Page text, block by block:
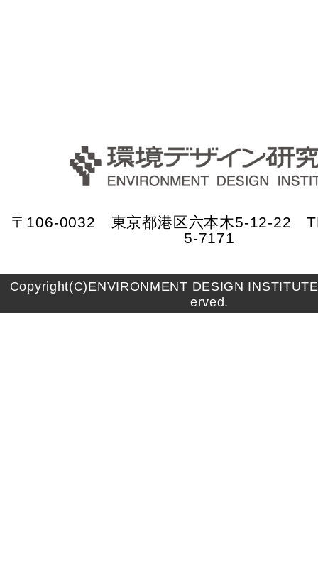
〒106-0032 東京都港区六本木5-12-22
5-7171
Copyright(C)ENVIRONMENT DESIGN
erved.